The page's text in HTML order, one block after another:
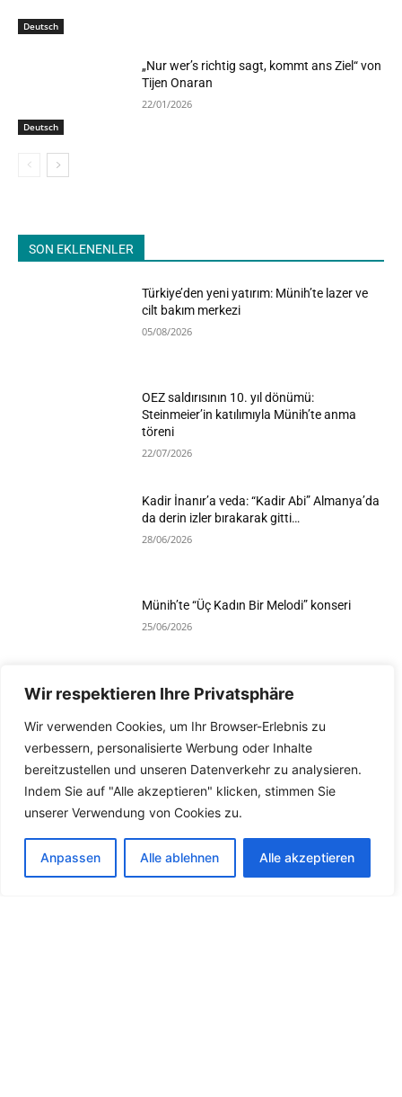
Wir respektieren Ihre Privatsphäre
Wir verwenden Cookies, um Ihr Browser-Erlebnis zu
verbessern, personalisierte Werbung oder Inhalte
bereitzustellen und unseren Datenverkehr zu analysieren.
Indem Sie auf "Alle akzeptieren" klicken, stimmen Sie
unserer Verwendung von Cookies zu.
Anpassen Alle ablehnen Alle akzeptieren
Deutsch
Deutsch
„Nur wer’s richtig sagt, kommt ans Ziel“ von
Tijen Onaran
22/01/2026
SON EKLENENLER
Türkiye’den yeni yatırım: Münih’te lazer ve
cilt bakım merkezi
05/08/2026
OEZ saldırısının 10. yıl dönümü:
Steinmeier’in katılımıyla Münih’te anma
töreni
22/07/2026
Kadir İnanır’a veda: “Kadir Abi” Almanya’da
da derin izler bırakarak gitti…
28/06/2026
Münih’te “Üç Kadın Bir Melodi” konseri
25/06/2026
Devamını Göster